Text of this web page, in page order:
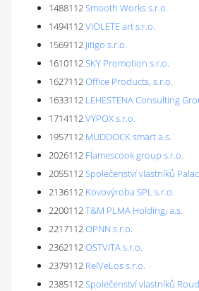
1488112Smooth Works s.r.o.
1494112VIOLETE art s.r.o.
1569112 Jitigo s.r.o.
1610112SKY Promotion s.r.o.
1627112Office Products, s.r.o.
1633112 LEHESTENA Consulting
1714112VYPOX s.r.o.
1957112 MUDDOCK smart a.s.
2026112 Flamescook group s.r.o.
2055112Společenství vlastníků
2136112 Kovovýroba SPL s.r.o.
2200112T&M PLMA Holding, a.s.
2217112OPNN s.r.o.
2362112OSTVITA s.r.o.
2379112 RelVeLos s.r.o.
2385112Společenství vlastníků